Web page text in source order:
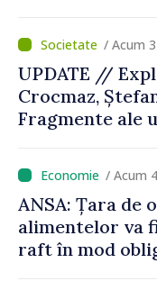
stabilită la
/ Acum
UPDATE //
Crocmaz,
Fragmente ale
locului
/ Acum
ANSA: Țara de
alimentelor va
raft în mod